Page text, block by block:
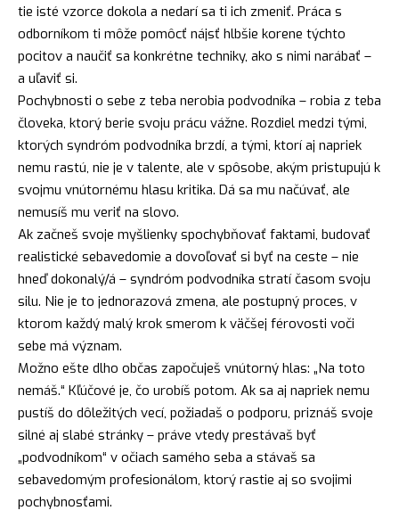
tie isté vzorce dokola a nedarí sa ti ich zmeniť. Práca s
odborníkom ti môže pomôcť nájsť hlbšie korene týchto
pocitov a naučiť sa konkrétne techniky, ako s nimi narábať –
a uľaviť si.
Pochybnosti o sebe z teba nerobia podvodníka – robia z teba
človeka, ktorý berie svoju prácu vážne. Rozdiel medzi tými,
ktorých syndróm podvodníka brzdí, a tými, ktorí aj napriek
nemu rastú, nie je v talente, ale v spôsobe, akým pristupujú k
svojmu vnútornému hlasu kritika. Dá sa mu načúvať, ale
nemusíš mu veriť na slovo.
Ak začneš svoje myšlienky spochybňovať faktami, budovať
realistické sebavedomie a dovoľovať si byť na ceste – nie
hneď dokonalý/á – syndróm podvodníka stratí časom svoju
silu. Nie je to jednorazová zmena, ale postupný proces, v
ktorom každý malý krok smerom k väčšej férovosti voči
sebe má význam.
Možno ešte dlho občas započuješ vnútorný hlas: „Na toto
nemáš.“ Kľúčové je, čo urobíš potom. Ak sa aj napriek nemu
pustíš do dôležitých vecí, požiadaš o podporu, priznáš svoje
silné aj slabé stránky – práve vtedy prestávaš byť
„podvodníkom“ v očiach samého seba a stávaš sa
sebavedomým profesionálom, ktorý rastie aj so svojimi
pochybnosťami.